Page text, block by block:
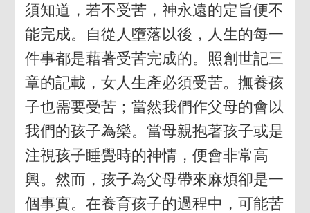
須知道，若不受苦，神永遠的定旨便不
能完成。自從人墮落以後，人生的每一
件事都是藉著受苦完成的。照創世記三
章的記載，女人生產必須受苦。撫養孩
子也需要受苦；當然我們作父母的會以
我們的孩子為樂。當母親抱著孩子或是
注視孩子睡覺時的神情，便會非常高
興。然而，孩子為父母帶來麻煩卻是一
個事實。在養育孩子的過程中，可能苦